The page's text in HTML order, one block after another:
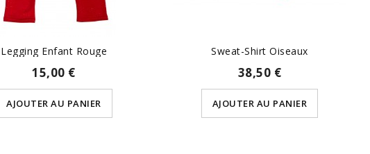
Legging Enfant Rouge
15,00 €
AJOUTER AU PANIER
Sweat-Shirt Oiseaux
38,50 €
AJOUTER AU PANIER